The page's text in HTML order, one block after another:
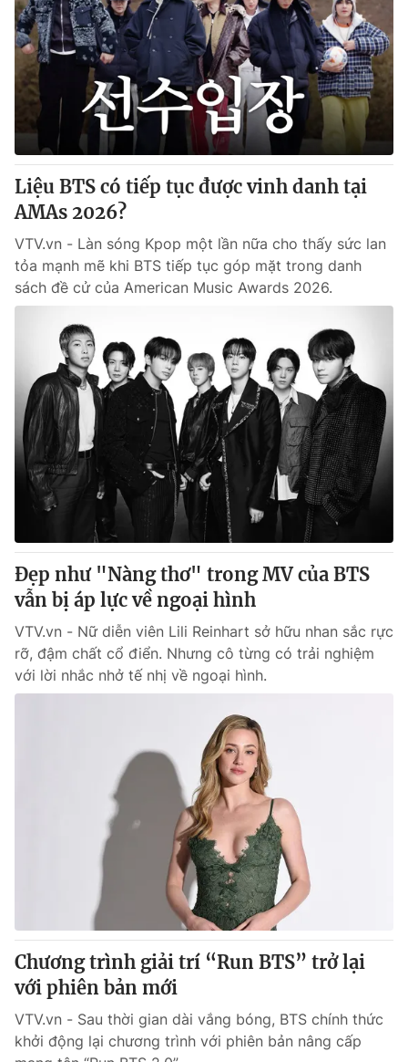
Liệu BTS có tiếp tục được vinh danh tại
AMAs 2026?
VTV.vn - Làn sóng Kpop một lần nữa cho thấy sức lan
tỏa mạnh mẽ khi BTS tiếp tục góp mặt trong danh
sách đề cử của American Music Awards 2026.
Đẹp như "Nàng thơ" trong MV của BTS
vẫn bị áp lực về ngoại hình
VTV.vn - Nữ diễn viên Lili Reinhart sở hữu nhan sắc rực
rỡ, đậm chất cổ điển. Nhưng cô từng có trải nghiệm
với lời nhắc nhở tế nhị về ngoại hình.
Chương trình giải trí “Run BTS” trở lại
với phiên bản mới
VTV.vn - Sau thời gian dài vắng bóng, BTS chính thức
khởi động lại chương trình với phiên bản nâng cấp